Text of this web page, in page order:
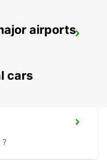
airports
cars
?